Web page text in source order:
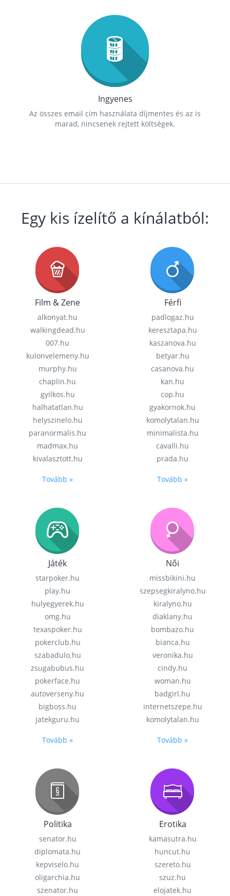
Ingyenes
Az összes email cím használata díjmentes és az is
marad, nincsenek rejtett költségek.
Egy kis ízelítő a kínálatból:
Film & Zene
alkonyat.hu
walkingdead.hu
007.hu
kulonvelemeny.hu
murphy.hu
chaplin.hu
gyilkos.hu
halhatatlan.hu
helyszinelo.hu
paranormalis.hu
madmax.hu
kivalasztott.hu
Tovább »
Férfi
padlogaz.hu
keresztapa.hu
kaszanova.hu
betyar.hu
casanova.hu
kan.hu
cop.hu
gyakornok.hu
komolytalan.hu
minimalista.hu
cavalli.hu
prada.hu
Tovább »
Játék
starpoker.hu
play.hu
hulyegyerek.hu
omg.hu
texaspoker.hu
pokerclub.hu
szabadulo.hu
zsugabubus.hu
pokerface.hu
autoverseny.hu
bigboss.hu
jatekguru.hu
Tovább »
Női
missbikini.hu
szepsegkiralyno.hu
kiralyno.hu
diaklany.hu
bombazo.hu
bianca.hu
veronika.hu
cindy.hu
woman.hu
badgirl.hu
internetszepe.hu
komolytalan.hu
Tovább »
Politika
senator.hu
diplomata.hu
kepviselo.hu
oligarchia.hu
szenator.hu
Erotika
kamasutra.hu
huncut.hu
szereto.hu
szuz.hu
elojatek.hu